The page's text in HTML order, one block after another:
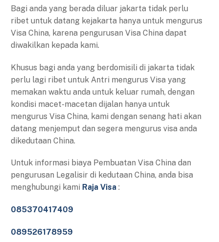
Bagi anda yang berada diluar jakarta tidak perlu
ribet untuk datang kejakarta hanya untuk mengurus
Visa China, karena pengurusan Visa China dapat
diwakilkan kepada kami.
Khusus bagi anda yang berdomisili di jakarta tidak
perlu lagi ribet untuk Antri mengurus Visa yang
memakan waktu anda untuk keluar rumah, dengan
kondisi macet-macetan dijalan hanya untuk
mengurus Visa China, kami dengan senang hati akan
datang menjemput dan segera mengurus visa anda
dikedutaan China.
Untuk informasi biaya Pembuatan Visa China dan
pengurusan Legalisir di kedutaan China, anda bisa
menghubungi kami Raja Visa :
085370417409
089526178959